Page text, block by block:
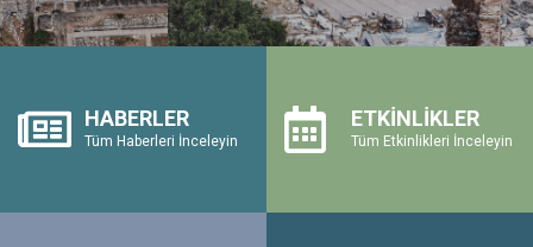
HABERLER
Tüm Haberleri İnceleyin
ETKİNLİKLER
Tüm Etkinlikleri İnceleyin